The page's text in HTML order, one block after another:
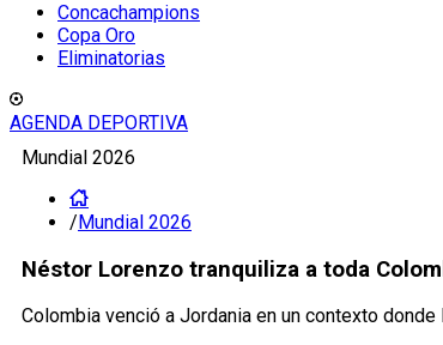
Concachampions
Copa Oro
Eliminatorias
AGENDA DEPORTIVA
Mundial 2026
/Mundial 2026
Néstor Lorenzo tranquiliza a toda
Colombia venció a Jordania en un contexto